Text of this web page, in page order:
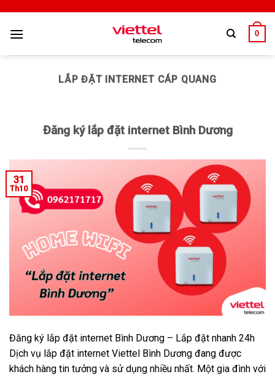
0
LẮP ĐẶT INTERNET CÁP QUANG
Đăng ký lắp đặt internet Bình Dương
31
Th10
Đăng ký lắp đặt internet Bình Dương – Lắp đặt nhanh 24h
Dịch vụ lắp đặt internet Viettel Bình Dương đang được
khách hàng tin tưởng và sử dụng nhiều nhất. Một gia đình với